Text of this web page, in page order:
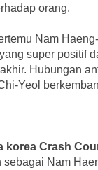
orang.
Nam
super positif
Hubungan
Yeol
korea Crash
sebagai Nam